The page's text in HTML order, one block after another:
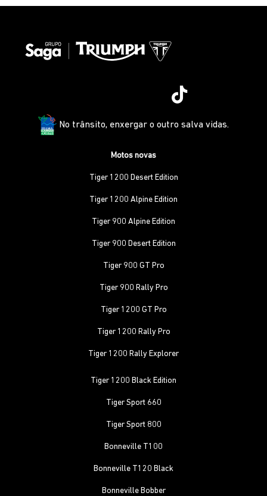
No trânsito, enxergar o outro salva vidas.
Motos novas
Tiger 1200 Desert Edition
Tiger 1200 Alpine Edition
Tiger 900 Alpine Edition
Tiger 900 Desert Edition
Tiger 900 GT Pro
Tiger 900 Rally Pro
Tiger 1200 GT Pro
Tiger 1200 Rally Pro
Tiger 1200 Rally Explorer
Tiger 1200 Black Edition
Tiger Sport 660
Tiger Sport 800
Bonneville T100
Bonneville T120 Black
Bonneville Bobber